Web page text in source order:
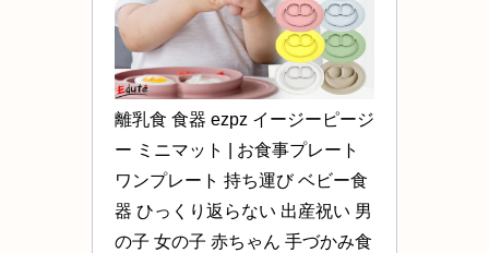
離乳食 食器 ezpz イージーピージ
ー ミニマット | お食事プレート
ワンプレート 持ち運び ベビー食
器 ひっくり返らない 出産祝い 男
の子 女の子 赤ちゃん 手づかみ食